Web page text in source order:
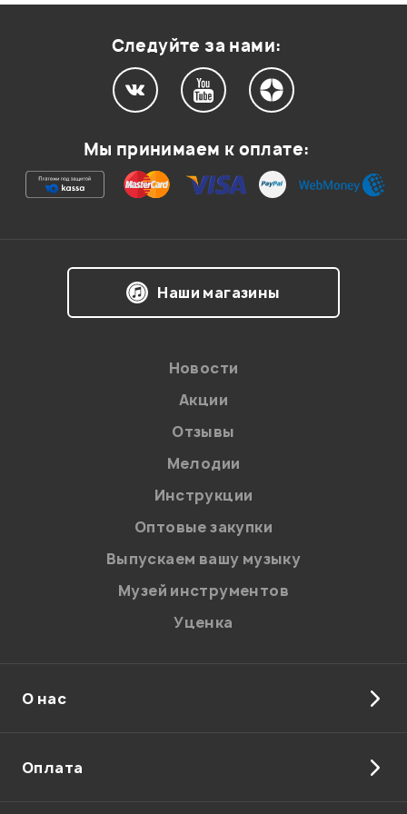
Ваша оценка:
на обработку персональных данных в
Политикой в отношении обработки
персональных данных.
Введите проверочное число:
Отправить
Следуйте за нами:
Мы принимаем к оплате:
Наши магазины
Новости
Акции
Отзывы
Мелодии
Инструкции
Оптовые закупки
Выпускаем вашу музыку
Музей инструментов
Уценка
О нас
Оплата